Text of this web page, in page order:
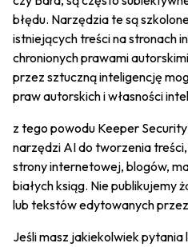
błędu. Narzędzia te są
istniejących treści na stronach
chronionych prawami
przez sztuczną inteligencję
praw autorskich i własności
z tego powodu Keeper
narzędzi AI do tworzenia
strony internetowej, blogów,
białych ksiąg. Nie publikujemy
lub tekstów edytowanych
Jeśli masz jakiekolwiek